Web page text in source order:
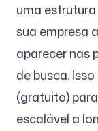
uma
sua empresa
aparecer nas
de busca.
(gratuito)
escalável a